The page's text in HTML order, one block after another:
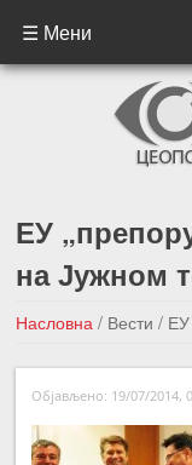
☰ Мени
ЕУ
на Јужном
Насловна / Вести/ ЕУ
Јужном току
Објављено: 19/07/2014,